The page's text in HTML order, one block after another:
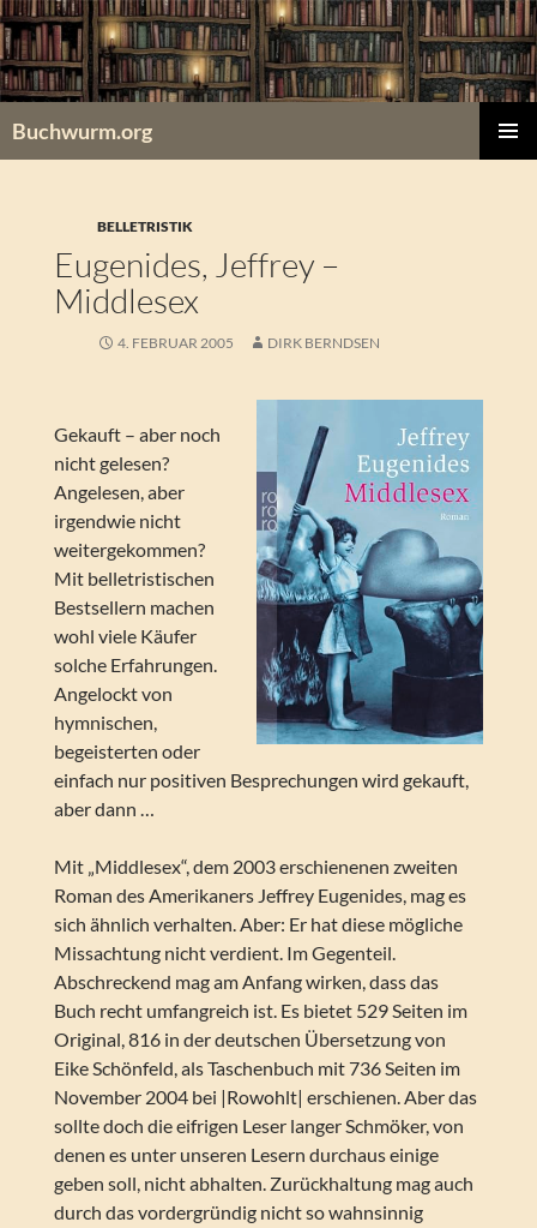
Zum
Inhalt
springen
Buchwurm.org
BELLETRISTIK
Eugenides, Jeffrey –
Middlesex
4. FEBRUAR 2005 DIRK BERNDSEN
Gekauft – aber noch
nicht gelesen?
Angelesen, aber
irgendwie nicht
weitergekommen?
Mit belletristischen
Bestsellern machen
wohl viele Käufer
solche Erfahrungen.
Angelockt von
hymnischen,
begeisterten oder
einfach nur positiven Besprechungen wird gekauft,
aber dann …
Mit „Middlesex“, dem 2003 erschienenen zweiten
Roman des Amerikaners Jeffrey Eugenides, mag es
sich ähnlich verhalten. Aber: Er hat diese mögliche
Missachtung nicht verdient. Im Gegenteil.
Abschreckend mag am Anfang wirken, dass das
Buch recht umfangreich ist. Es bietet 529 Seiten im
Original, 816 in der deutschen Übersetzung von
Eike Schönfeld, als Taschenbuch mit 736 Seiten im
November 2004 bei |Rowohlt| erschienen. Aber das
sollte doch die eifrigen Leser langer Schmöker, von
denen es unter unseren Lesern durchaus einige
geben soll, nicht abhalten. Zurückhaltung mag auch
durch das vordergründig nicht so wahnsinnig